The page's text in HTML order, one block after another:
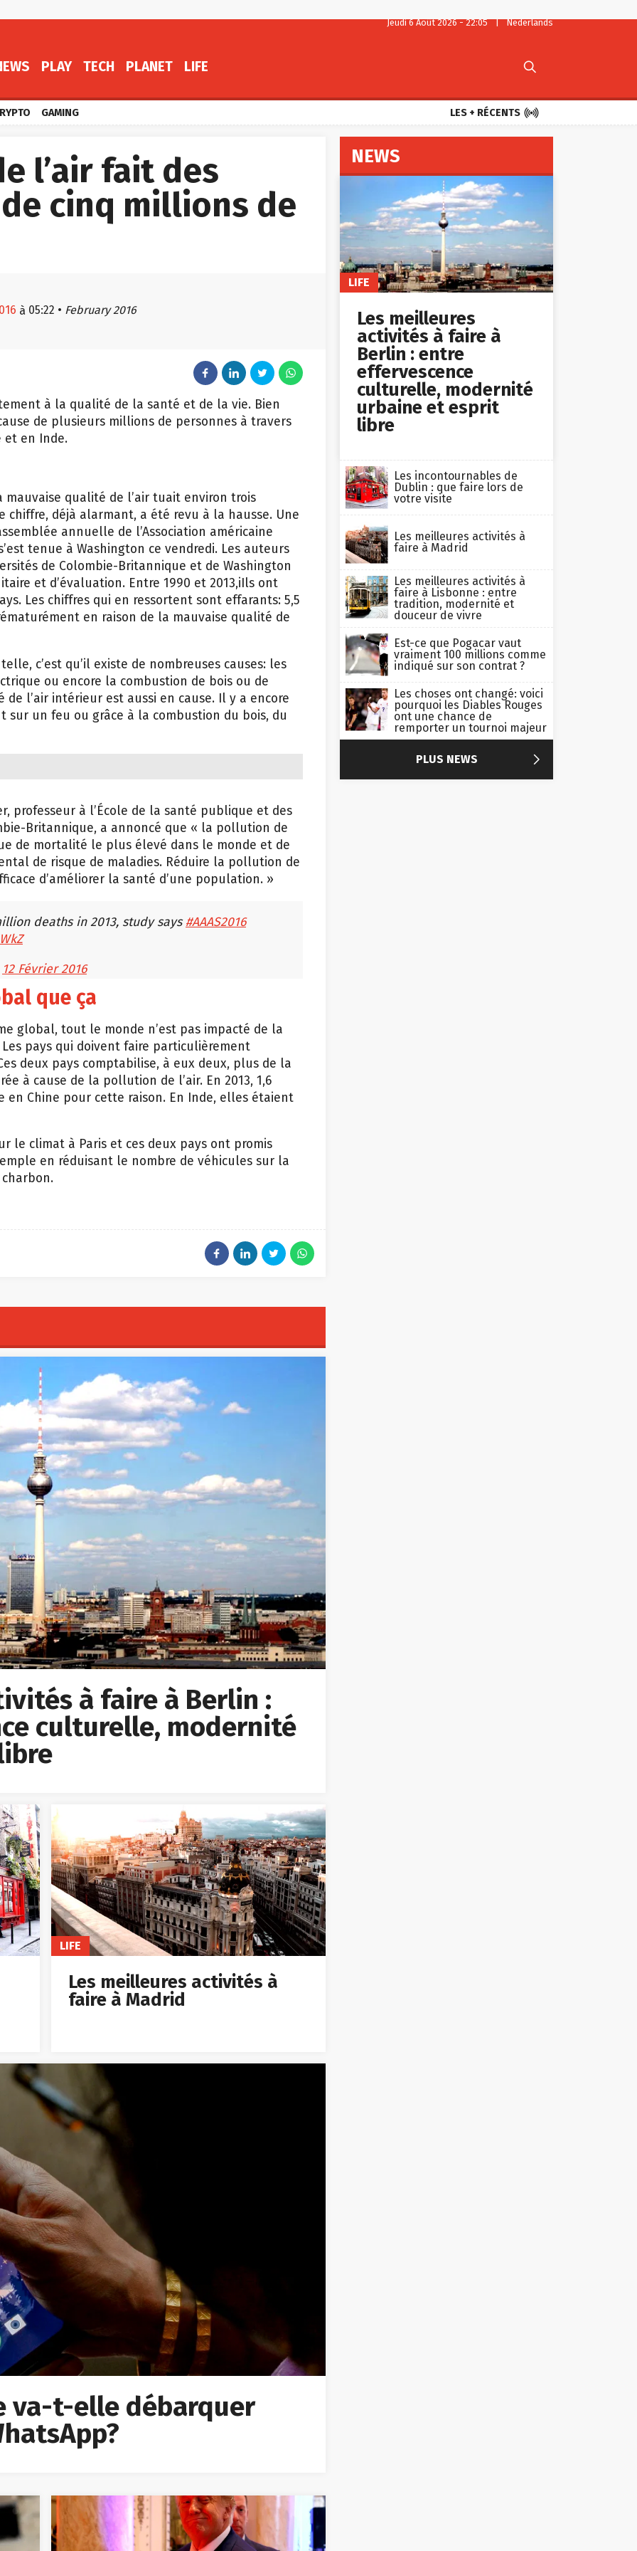
PLAY TECH PLANET LIFE 
GAMING LES + RÉCENTS 
l’air fait des
cinq millions de
à la qualité de la santé et de la vie. Bien
de plusieurs millions de personnes à travers
et en Inde.
qualité de l’air tuait environ trois
déjà alarmant, a été revu à la hausse. Une
annuelle de l’Association américaine
tenue à Washington ce vendredi. Les auteurs
de Colombie-Britannique et de Washington
et d’évaluation. Entre 1990 et 2013,iIls ont
Les chiffres qui en ressortent sont effarants: 5,5
en raison de la mauvaise qualité de
c’est qu’il existe de nombreuses causes: les
ou encore la combustion de bois ou de
l’air intérieur est aussi en cause. Il y a encore
sur un feu ou grâce à la combustion du bois, du
professeur à l’École de la santé publique et des
Britannique, a annoncé que « la pollution de
de mortalité le plus élevé dans le monde et de
de risque de maladies. Réduire la pollution de
d’améliorer la santé d’une population. »
deaths in 2013, study says
#AAAS2016
12 Février 2016
que ça
global, tout le monde n’est pas impacté de la
pays qui doivent faire particulièrement
deux pays comptabilise, à eux deux, plus de la
à cause de la pollution de l’air. En 2013, 1,6
Chine pour cette raison. En Inde, elles étaient
le climat à Paris et ces deux pays ont promis
en réduisant le nombre de véhicules sur la
à faire à Berlin :
culturelle, modernité
LIFE
Les meilleures activités à
faire à Madrid
va-t-elle débarquer
NEWS
LIFE
Les meilleures
activités à faire à
Berlin : entre
effervescence
culturelle, modernité
urbaine et esprit
libre
Les incontournables de
Dublin : que faire lors de
votre visite
Les meilleures activités à
faire à Madrid
Les meilleures activités à
faire à Lisbonne : entre
tradition, modernité et
douceur de vivre
vraiment 100 millions comme
indiqué sur son contrat ?
Les choses ont changé: voici
pourquoi les Diables Rouges
ont une chance de
remporter un tournoi majeur
